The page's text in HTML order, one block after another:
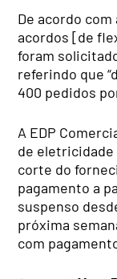
De acordo com
acordos [de
foram
referindo que
400 pedidos
A EDP
de
corte do
pagamento a
suspenso
próxima
com